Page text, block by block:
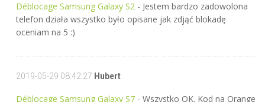
Déblocage Samsung Galaxy S2 - Jestem bardzo zadowolona
telefon działa wszystko było opisane jak zdjąć blokadę
oceniam na 5 :)
2019-05-29 08:42:27 Hubert
Déblocage Samsung Galaxy S7 - Wszystko OK. Kod na Orange